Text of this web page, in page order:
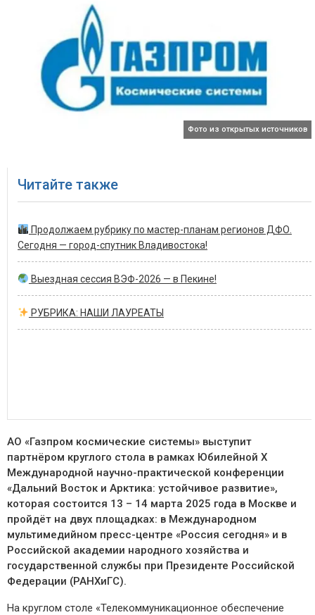
Фото из открытых источников
Читайте также
Продолжаем рубрику по мастер-планам регионов ДФО.
Сегодня — город-спутник Владивостока!
Выездная сессия ВЭФ-2026 — в Пекине!
РУБРИКА: НАШИ ЛАУРЕАТЫ
АО «Газпром космические системы» выступит
партнёром круглого стола в рамках Юбилейной X
Международной научно-практической конференции
«Дальний Восток и Арктика: устойчивое развитие»,
которая состоится 13 – 14 марта 2025 года в Москве и
пройдёт на двух площадках: в Международном
мультимедийном пресс-центре «Россия сегодня» и в
Российской академии народного хозяйства и
государственной службы при Президенте Российской
Федерации (РАНХиГС).
На круглом столе «Телекоммуникационное обеспечение